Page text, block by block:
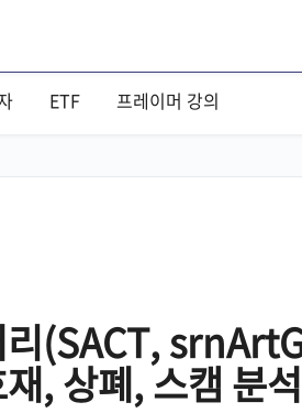
ETF 프레이머 강의
(SACT,
, 상폐, 스캠 분